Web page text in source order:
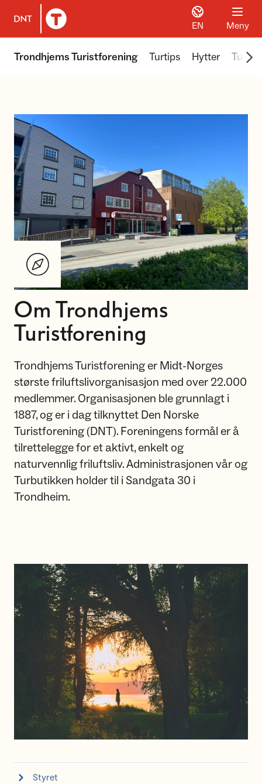
Til DNT.no forside
EN Meny
Trondhjems Turistforening Turtips Hytter Turer
Om Trondhjems
Turistforening
Trondhjems Turistforening er Midt-Norges
største friluftslivorganisasjon med over 22.000
medlemmer. Organisasjonen ble grunnlagt i
1887, og er i dag tilknyttet Den Norske
Turistforening (DNT). Foreningens formål er å
tilrettelegge for et aktivt, enkelt og
naturvennlig friluftsliv. Administrasjonen vår og
Turbutikken holder til i Sandgata 30 i
Trondheim.
Styret